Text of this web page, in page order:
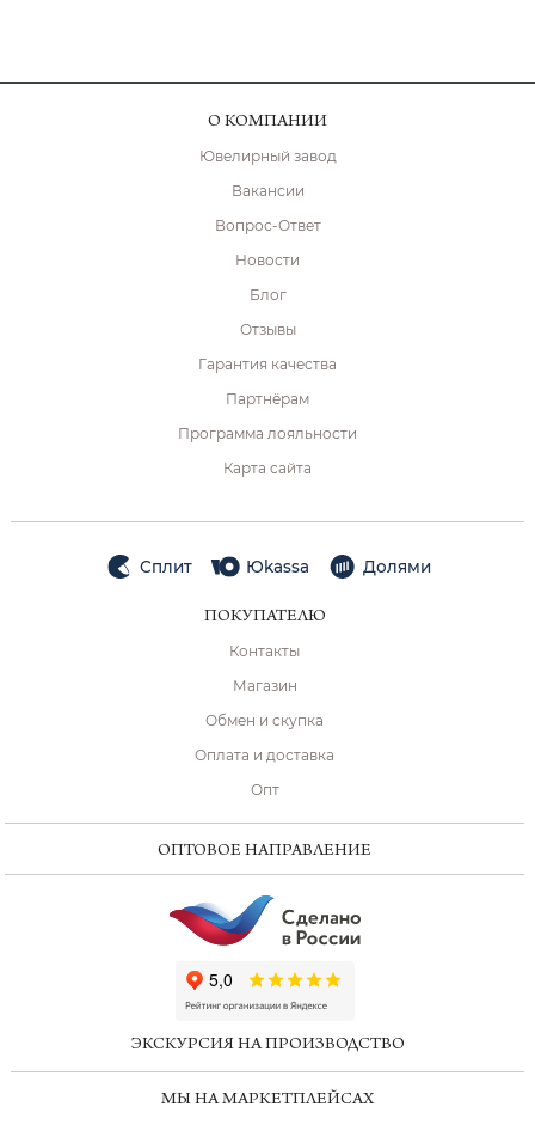
О КОМПАНИИ
Ювелирный завод
Вакансии
Вопрос-Ответ
Новости
Блог
Отзывы
Гарантия качества
Партнёрам
Программа лояльности
Карта сайта
Сплит Юkassa Долями
ПОКУПАТЕЛЮ
Контакты
Магазин
Обмен и скупка
Оплата и доставка
Опт
ОПТОВОЕ НАПРАВЛЕНИЕ
ЭКСКУРСИЯ НА ПРОИЗВОДСТВО
МЫ НА МАРКЕТПЛЕЙСАХ